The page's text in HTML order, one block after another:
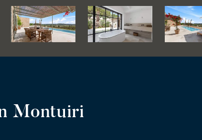
Montuiri